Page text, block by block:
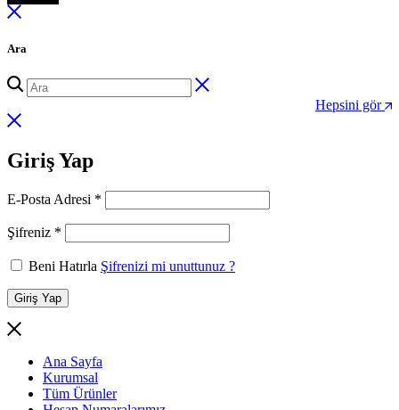
Ara
Hepsini gör
Giriş Yap
E-Posta Adresi *
Şifreniz *
Beni Hatırla Şifrenizi mi unuttunuz ?
Giriş Yap
Ana Sayfa
Kurumsal
Tüm Ürünler